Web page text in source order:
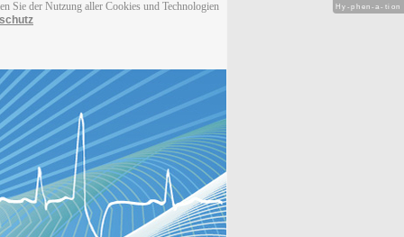
Sie der Nutzung aller Cookies und Technologien
Hy-phen-a-tion